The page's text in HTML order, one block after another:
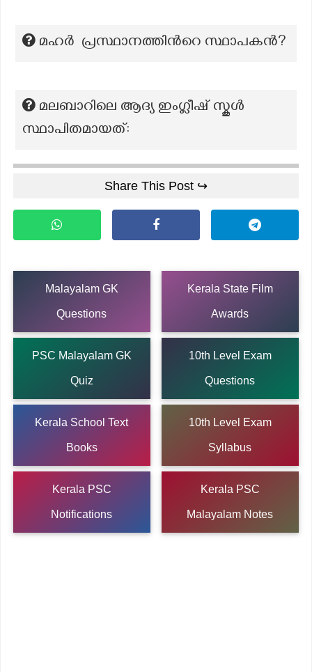
മഹർ പ്രസ്ഥാനത്തിൻറെ സ്ഥാപകൻ?
മലബാറിലെ ആദ്യ ഇംഗ്ലീഷ് സ്കൂൾ
സ്ഥാപിതമായത്:
Share This Post ↪
Malayalam GK
Questions
Kerala State Film
Awards
PSC Malayalam GK
Quiz
10th Level Exam
Questions
Kerala School Text
Books
10th Level Exam
Syllabus
Kerala PSC
Notifications
Kerala PSC
Malayalam Notes